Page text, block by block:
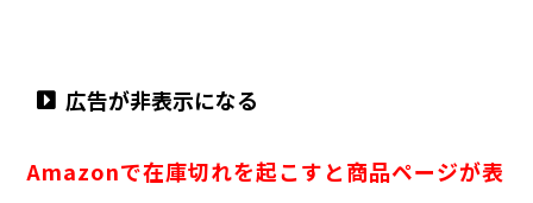
広告が非表示になる
Amazonで在庫切れを起こすと商品ページが表